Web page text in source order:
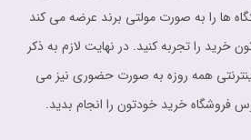
ها را به صورت مولتی برند عرضه می کند
خرید را تجربه کنید. در نهایت لازم به ذکر
همه روزه به صورت حضوری نیز می
فروشگاه خرید خودتون را انجام بدید.